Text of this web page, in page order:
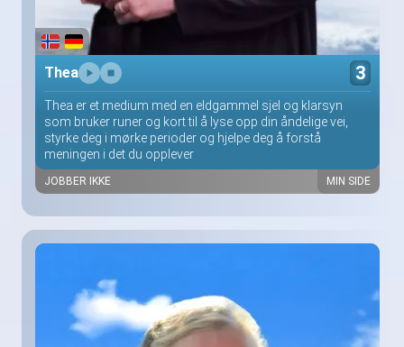
Thea 3
Thea er et medium med en eldgammel sjel og klarsyn
som bruker runer og kort til å lyse opp din åndelige vei,
styrke deg i mørke perioder og hjelpe deg å forstå
meningen i det du opplever
JOBBER IKKE MIN SIDE